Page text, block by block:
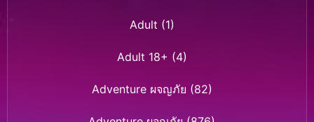
Adult (1)
Adult 18+ (4)
Adventure ผจญภัย (82)